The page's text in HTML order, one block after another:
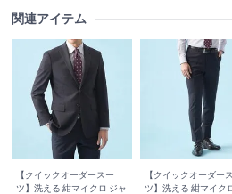
関連アイテム
【クイックオーダースー
ツ】洗える 紺マイクロ ジャ
【クイックオーダー
ツ】洗える 紺マイク